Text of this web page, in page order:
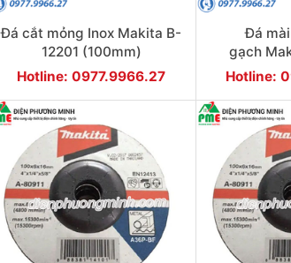
Đá cắt mỏng Inox Makita B-
12201 (100mm)
Hotline: 0977.9966.27
Đá
gạch
Hotline: